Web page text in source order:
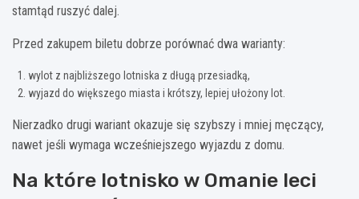
stamtąd ruszyć dalej.
Przed zakupem biletu dobrze porównać dwa warianty:
wylot z najbliższego lotniska z długą przesiadką,
wyjazd do większego miasta i krótszy, lepiej ułożony lot.
Nierzadko drugi wariant okazuje się szybszy i mniej męczący,
nawet jeśli wymaga wcześniejszego wyjazdu z domu.
Na które lotnisko w Omanie leci